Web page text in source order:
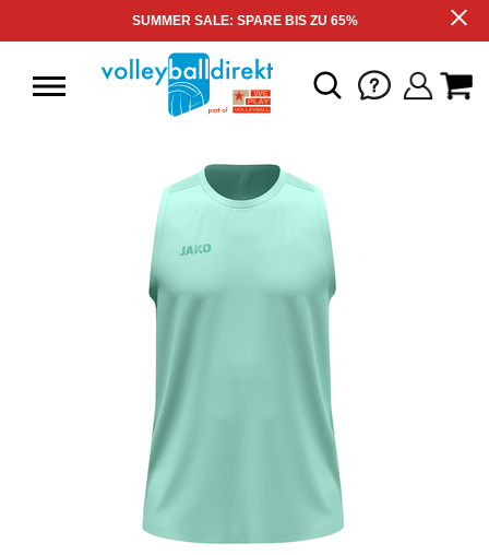
SUMMER SALE: SPARE BIS ZU 65%